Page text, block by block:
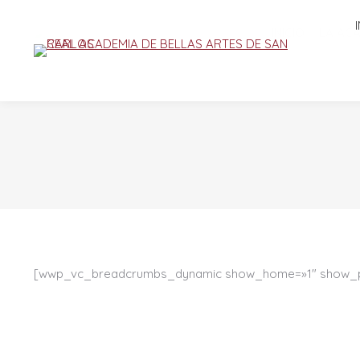
LA
[wwp_vc_breadcrumbs_dynamic show_home=»1″